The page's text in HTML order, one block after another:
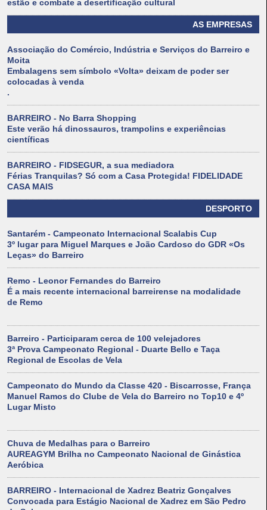
estão e combate a desertificação cultural
AS EMPRESAS
Associação do Comércio, Indústria e Serviços do Barreiro e
Moita
Embalagens sem símbolo «Volta» deixam de poder ser
colocadas à venda
.
BARREIRO - No Barra Shopping
Este verão há dinossauros, trampolins e experiências
científicas
BARREIRO - FIDSEGUR, a sua mediadora
Férias Tranquilas? Só com a Casa Protegida! FIDELIDADE
CASA MAIS
DESPORTO
Santarém - Campeonato Internacional Scalabis Cup
3º lugar para Miguel Marques e João Cardoso do GDR «Os
Leças» do Barreiro
Remo - Leonor Fernandes do Barreiro
É a mais recente internacional barreirense na modalidade
de Remo
Barreiro - Participaram cerca de 100 velejadores
3ª Prova Campeonato Regional - Duarte Bello e Taça
Regional de Escolas de Vela
Campeonato do Mundo da Classe 420 - Biscarrosse, França
Manuel Ramos do Clube de Vela do Barreiro no Top10 e 4º
Lugar Misto
Chuva de Medalhas para o Barreiro
AUREAGYM Brilha no Campeonato Nacional de Ginástica
Aeróbica
BARREIRO - Internacional de Xadrez Beatriz Gonçalves
Convocada para Estágio Nacional de Xadrez em São Pedro